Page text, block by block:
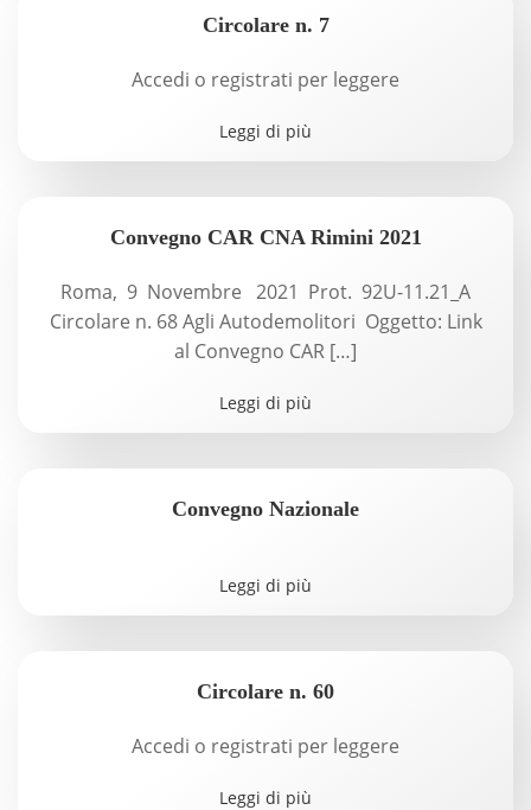
Circolare n. 7
Accedi o registrati per leggere
Leggi di più
Convegno CAR CNA Rimini 2021
Roma, 9 Novembre 2021 Prot. 92U-11.21_A
Circolare n. 68 Agli Autodemolitori Oggetto: Link
al Convegno CAR […]
Leggi di più
Convegno Nazionale
Leggi di più
Circolare n. 60
Accedi o registrati per leggere
Leggi di più